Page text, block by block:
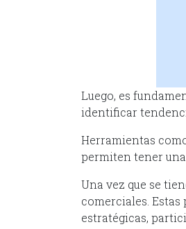
Luego, es
identificar
Herramientas
permiten tener
Una vez que se
comerciales.
estratégicas,